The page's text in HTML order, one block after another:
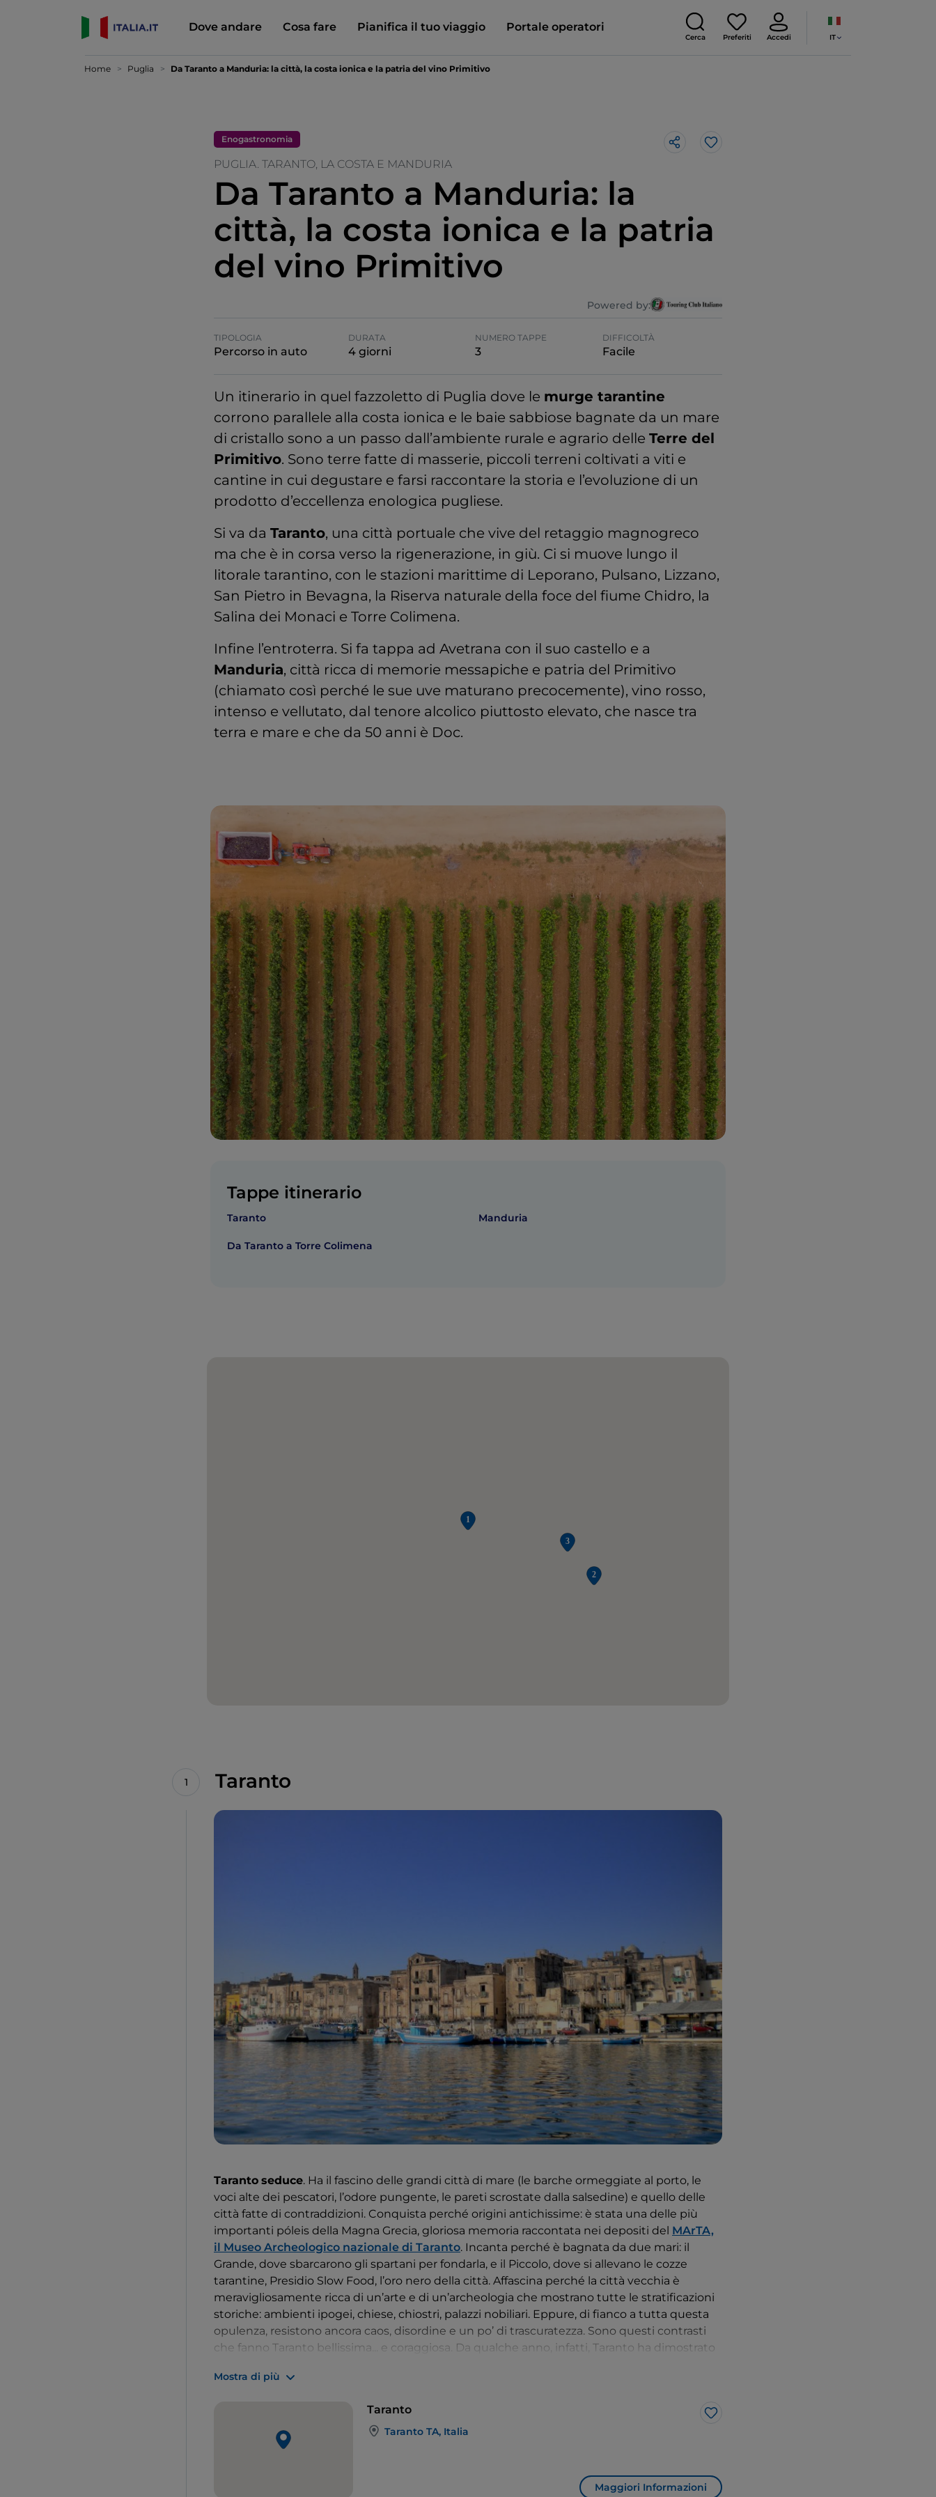
Dove andare Cosa fare Pianifica il tuo viaggio Portale operatori
Cerca Preferiti Accedi IT
Home Puglia Da Taranto a Manduria: la città, la costa ionica e la patria del vino Primitivo
Enogastronomia
PUGLIA. TARANTO, LA COSTA E MANDURIA
Da Taranto a Manduria: la
città, la costa ionica e la patria
del vino Primitivo
Powered by:
TIPOLOGIA
Percorso in auto
DURATA
4 giorni
NUMERO TAPPE
3
DIFFICOLTÀ
Facile
Un itinerario in quel fazzoletto di Puglia dove le murge tarantine
corrono parallele alla costa ionica e le baie sabbiose bagnate da un mare
di cristallo sono a un passo dall’ambiente rurale e agrario delle Terre del
Primitivo. Sono terre fatte di masserie, piccoli terreni coltivati a viti e
cantine in cui degustare e farsi raccontare la storia e l’evoluzione di un
prodotto d’eccellenza enologica pugliese.
Si va da Taranto, una città portuale che vive del retaggio magnogreco
ma che è in corsa verso la rigenerazione, in giù. Ci si muove lungo il
litorale tarantino, con le stazioni marittime di Leporano, Pulsano, Lizzano,
San Pietro in Bevagna, la Riserva naturale della foce del fiume Chidro, la
Salina dei Monaci e Torre Colimena.
Infine l’entroterra. Si fa tappa ad Avetrana con il suo castello e a
Manduria, città ricca di memorie messapiche e patria del Primitivo
(chiamato così perché le sue uve maturano precocemente), vino rosso,
intenso e vellutato, dal tenore alcolico piuttosto elevato, che nasce tra
terra e mare e che da 50 anni è Doc.
Like
Tappe itinerario
Taranto
Da Taranto a Torre Colimena
Manduria
Taranto
Taranto seduce. Ha il fascino delle grandi città di mare (le barche ormeggiate al porto, le
voci alte dei pescatori, l’odore pungente, le pareti scrostate dalla salsedine) e quello delle
città fatte di contraddizioni. Conquista perché origini antichissime: è stata una delle più
importanti póleis della Magna Grecia, gloriosa memoria raccontata nei depositi del MArTA,
il Museo Archeologico nazionale di Taranto. Incanta perché è bagnata da due mari: il
Grande, dove sbarcarono gli spartani per fondarla, e il Piccolo, dove si allevano le cozze
tarantine, Presidio Slow Food, l’oro nero della città. Affascina perché la città vecchia è
meravigliosamente ricca di un’arte e di un’archeologia che mostrano tutte le stratificazioni
storiche: ambienti ipogei, chiese, chiostri, palazzi nobiliari. Eppure, di fianco a tutta questa
opulenza, resistono ancora caos, disordine e un po’ di trascuratezza. Sono questi contrasti
che fanno Taranto bellissima... e coraggiosa. Da qualche anno, infatti, Taranto ha dimostrato
prospettiva insolita, vi basterà andare a scovare i murales di Cyop&Kaf, artista napoletano
arrugginito e illuminando i vicoli. Potreste anche andare a sbirciare nel quartiere di
Porta
(che da rione semideserto è divenuto un po’ magnete di progetti di rigenerazione
urbana) curiosando tra ex magazzini riconvertiti in laboratori-showroom di stilisti e artigiani
Mostra di più
Taranto
Like
Taranto TA, Italia
Maggiori Informazioni